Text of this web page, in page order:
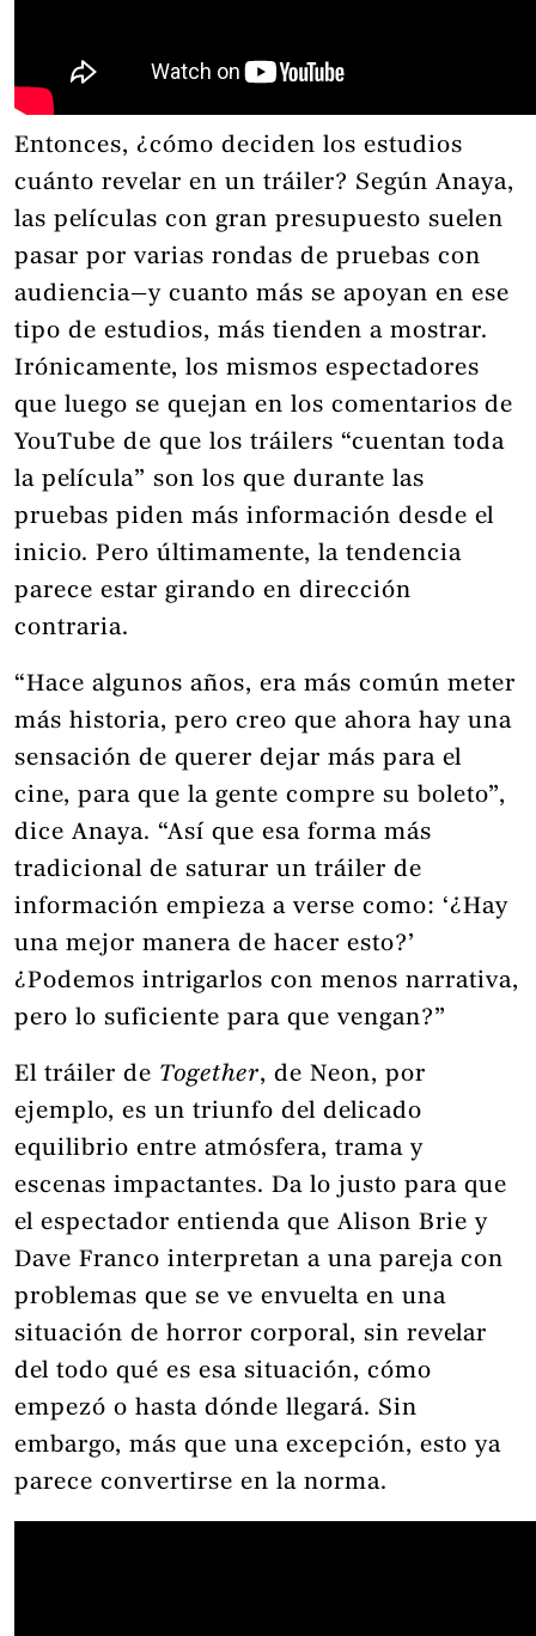
Entonces, ¿cómo deciden los estudios
cuánto revelar en un tráiler? Según Anaya,
las películas con gran presupuesto suelen
pasar por varias rondas de pruebas con
audiencia—y cuanto más se apoyan en ese
tipo de estudios, más tienden a mostrar.
Irónicamente, los mismos espectadores
que luego se quejan en los comentarios de
YouTube de que los tráilers “cuentan toda
la película” son los que durante las
pruebas piden más información desde el
inicio. Pero últimamente, la tendencia
parece estar girando en dirección
contraria.
“Hace algunos años, era más común meter
más historia, pero creo que ahora hay una
sensación de querer dejar más para el
cine, para que la gente compre su boleto”,
dice Anaya. “Así que esa forma más
tradicional de saturar un tráiler de
información empieza a verse como: ‘¿Hay
una mejor manera de hacer esto?’
¿Podemos intrigarlos con menos narrativa,
pero lo suficiente para que vengan?”
El tráiler de Together, de Neon, por
ejemplo, es un triunfo del delicado
equilibrio entre atmósfera, trama y
escenas impactantes. Da lo justo para que
el espectador entienda que Alison Brie y
Dave Franco interpretan a una pareja con
problemas que se ve envuelta en una
situación de horror corporal, sin revelar
del todo qué es esa situación, cómo
empezó o hasta dónde llegará. Sin
embargo, más que una excepción, esto ya
parece convertirse en la norma.